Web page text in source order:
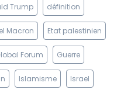
Trump définition
Macron Etat palestinien
Forum Guerre
Islamisme Israel